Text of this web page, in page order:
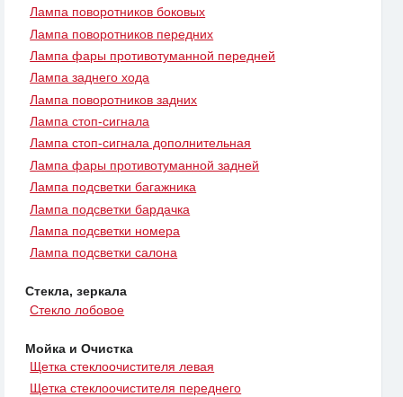
Лампа поворотников боковых
Лампа поворотников передних
Лампа фары противотуманной передней
Лампа заднего хода
Лампа поворотников задних
Лампа стоп-сигнала
Лампа стоп-сигнала дополнительная
Лампа фары противотуманной задней
Лампа подсветки багажника
Лампа подсветки бардачка
Лампа подсветки номера
Лампа подсветки салона
Стекла, зеркала
Стекло лобовое
Мойка и Очистка
Щетка стеклоочистителя левая
Щетка стеклоочистителя переднего